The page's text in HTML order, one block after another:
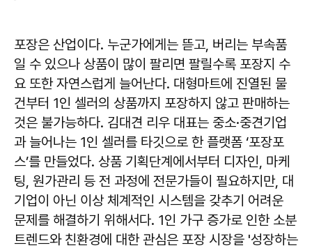
포장은 산업이다. 누군가에게는 뜯고, 버리는 부속품
일 수 있으나 상품이 많이 팔리면 팔릴수록 포장지 수
요 또한 자연스럽게 늘어난다. 대형마트에 진열된 물
건부터 1인 셀러의 상품까지 포장하지 않고 판매하는
것은 불가능하다. 김대견 리우 대표는 중소·중견기업
과 늘어나는 1인 셀러를 타깃으로 한 플랫폼 ‘포장포
스’를 만들었다. 상품 기획단계에서부터 디자인, 마케
팅, 원가관리 등 전 과정에 전문가들이 필요하지만, 대
기업이 아닌 이상 체계적인 시스템을 갖추기 어려운
문제를 해결하기 위해서다. 1인 가구 증가로 인한 소분
트렌드와 친환경에 대한 관심은 포장 시장을 '성장하는